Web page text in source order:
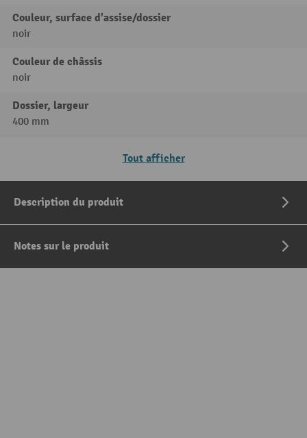
Couleur, surface d'assise/dossier
noir
Couleur de châssis
noir
Dossier, largeur
400 mm
Tout afficher
Description du produit
Notes sur le produit